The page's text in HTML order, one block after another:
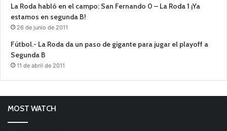
La Roda habló en el campo: San Fernando 0 – La Roda 1 ¡Ya
estamos en segunda B!
26 de junio de 2011
Fútbol.- La Roda da un paso de gigante para jugar el playoff a
Segunda B
11 de abril de 2011
MOST WATCH